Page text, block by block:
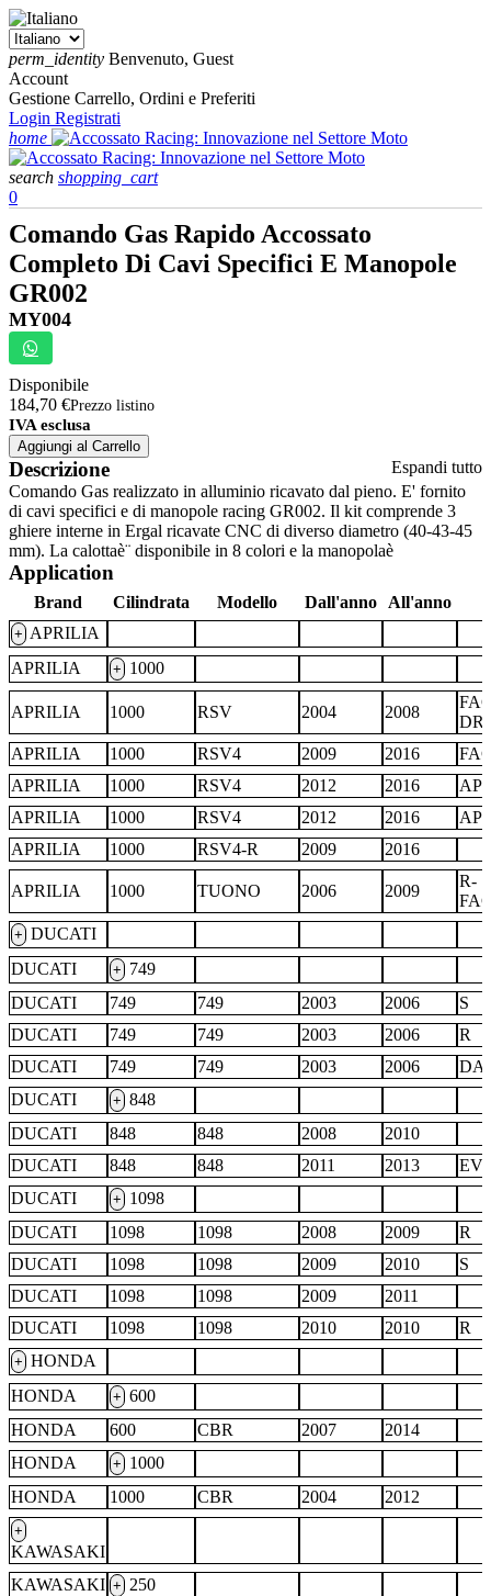
perm_identity Benvenuto, Guest
Account
Gestione Carrello, Ordini e Preferiti
Login Registrati
home
search shopping_cart
0
Comando Gas Rapido Accossato
Completo Di Cavi Specifici E Manopole
GR002
MY004
Disponibile
184,70 €Prezzo listino
IVA esclusa
Aggiungi al Carrello
Espandi tutto
Descrizione
Comando Gas realizzato in alluminio ricavato dal pieno. E' fornito
di cavi specifici e di manopole racing GR002. Il kit comprende 3
ghiere interne in Ergal ricavate CNC di diverso diametro (40-43-45
mm). La calottaè¨ disponibile in 8 colori e la manopolaè
Application
Brand Cilindrata Modello Dall'anno All'anno
+ APRILIA
APRILIA
+ 1000
APRILIA 1000 RSV 2004 2008
APRILIA
1000 RSV4 2009 2016
APRILIA
1000 RSV4 2012 2016
APRILIA
1000 RSV4 2012 2016
APRILIA
1000 RSV4-R 2009 2016
APRILIA 1000 TUONO 2006 2009
R-
+ DUCATI
DUCATI
+ 749
DUCATI
749 749 2003 2006
S
DUCATI
749 749 2003 2006
R
DUCATI
749 749 2003 2006
DUCATI
+ 848
DUCATI
848 848 2008
2010
DUCATI
848 848 2011 2013
DUCATI
+ 1098
DUCATI
1098 1098 2008 2009
R
DUCATI
1098 1098 2009 2010
S
DUCATI
1098 1098 2009
2011
DUCATI
1098 1098 2010 2010 R
+ HONDA
HONDA
+ 600
HONDA
600 CBR 2007
2014
HONDA
+ 1000
HONDA
1000 CBR 2004 2012
+
KAWASAKI
KAWASAKI + 250